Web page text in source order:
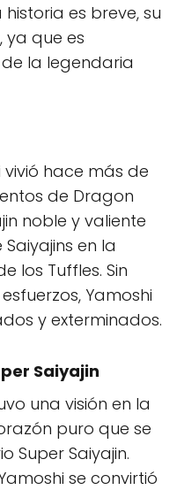
es breve, su
ya que es
la legendaria
vivió hace más de
de Dragon
noble y valiente
en la
los Tuffles. Sin
Yamoshi
y exterminados.
Saiyajin
una visión en la
puro que se
Super Saiyajin.
se convirtió